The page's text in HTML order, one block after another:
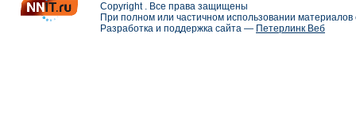
Copyright . Все права защищены
При полном или частичном использовании
Разработка и поддержка сайта — Петерлинк Веб